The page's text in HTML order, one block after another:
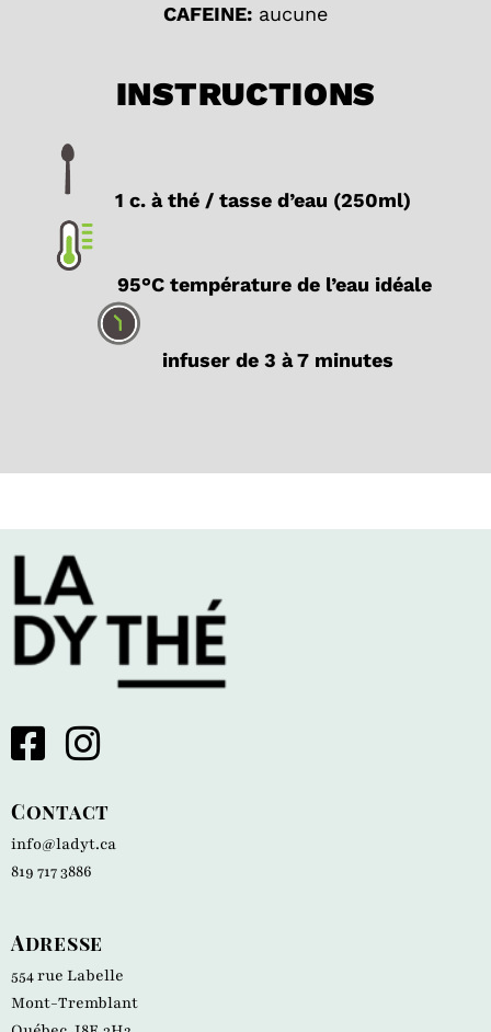
CAFEINE: aucune
INSTRUCTIONS
1 c. à thé / tasse d’eau (250ml)
95°C température de l’eau idéale
infuser de 3 à 7 minutes
Contact
info@ladyt.ca
819 717 3886
Adresse
554 rue Labelle
Mont-Tremblant